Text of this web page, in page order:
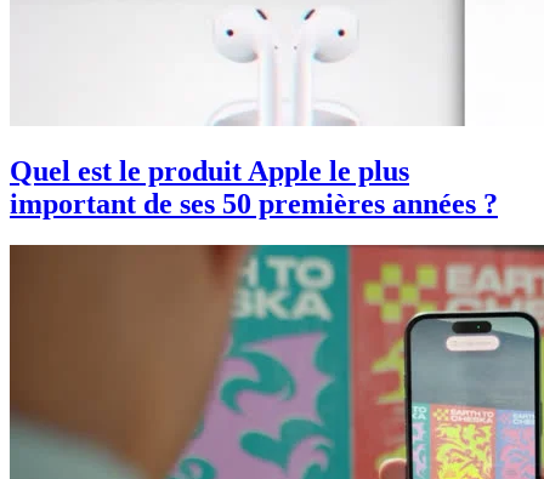
Quel est le produit Apple le plus
important de ses 50 premières années ?